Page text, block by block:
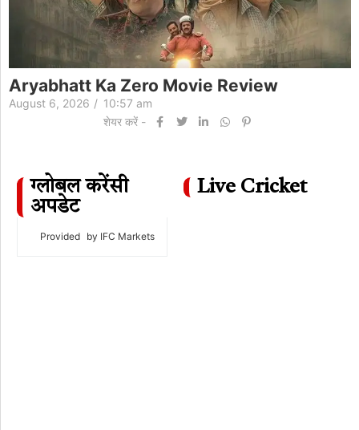
Aryabhatt Ka Zero Movie Review
August 6, 2026 / 10:57 am
शेयर करें -
ग्लोबल करेंसी
अपडेट
Provided by IFC Markets
Live Cricket